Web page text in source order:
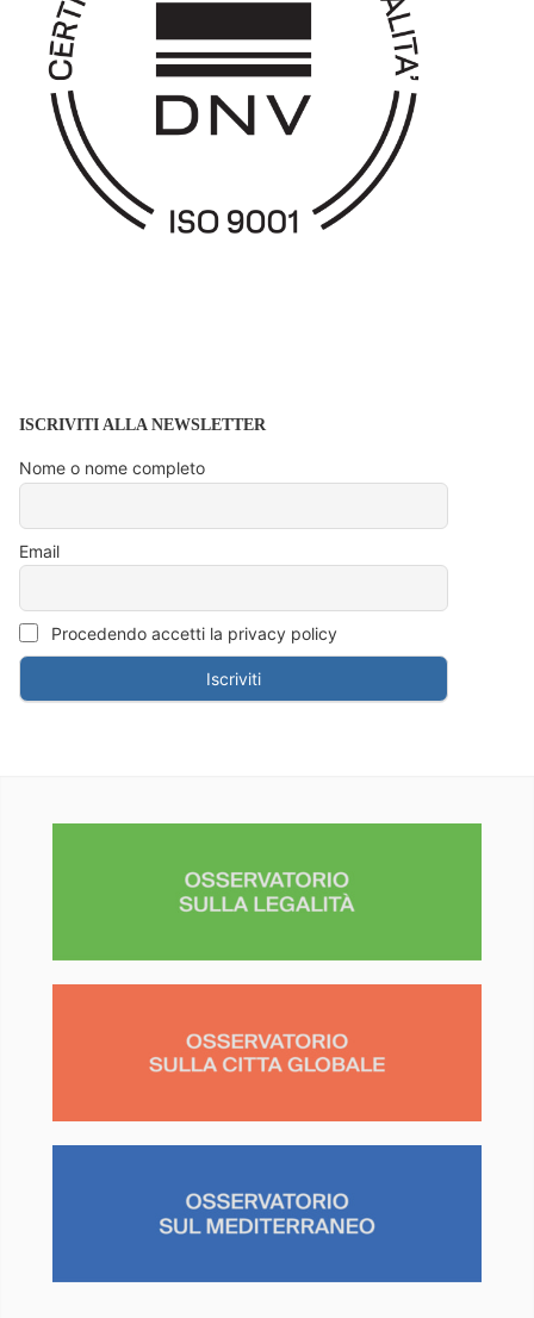
ISCRIVITI ALLA NEWSLETTER
Nome o nome completo
Email
Procedendo accetti la privacy policy